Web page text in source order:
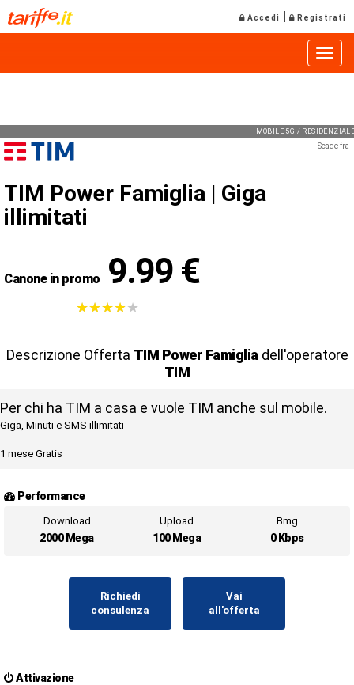
Accedi | Registrati
MOBILE 5G /
Scade fra
TIM Power Famiglia | Giga
illimitati
Canone in promo 9.99 €
★★★★★
★★★★★
Descrizione Offerta TIM Power Famiglia dell'operatore
TIM
Per chi ha TIM a casa e vuole TIM anche sul mobile.
Giga, Minuti e SMS illimitati
1 mese Gratis
Performance
Download
2000 Mega
Upload
100 Mega
Bmg
0 Kbps
Richiedi
consulenza
Vai
all'offerta
Attivazione